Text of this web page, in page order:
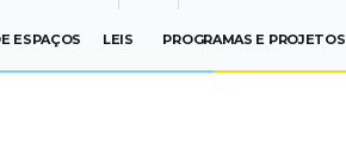
ESPAÇOS LEIS PROGRAMAS E PROJETOS